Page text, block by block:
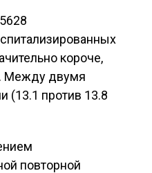
короче,
Между двумя
(13.1 против 13.8
повторной